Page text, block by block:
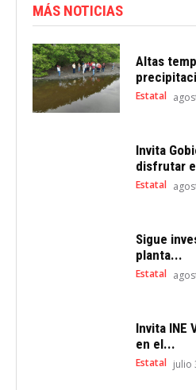
MÁS NOTICIAS
Altas
Estatal
Invita
disfrutar
Estatal
Sigue
planta...
Estatal
Invita INE
en el...
Estatal julio